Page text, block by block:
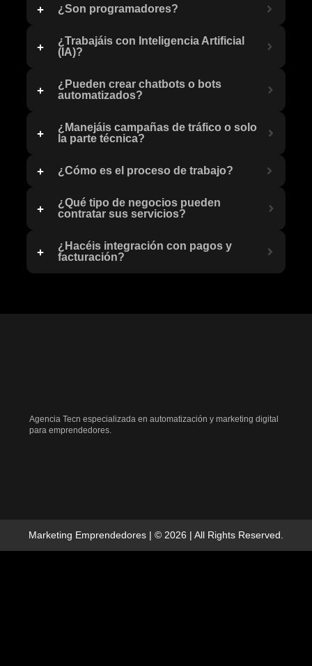
¿Son programadores?
¿Trabajáis con Inteligencia Artificial
(IA)?
¿Pueden crear chatbots o bots
automatizados?
¿Manejáis campañas de tráfico o solo
la parte técnica?
¿Cómo es el proceso de trabajo?
¿Qué tipo de negocios pueden
contratar sus servicios?
¿Hacéis integración con pagos y
facturación?
Agencia Tecn especializada en automatización y marketing digital
para emprendedores.
Marketing Emprendedores | © 2026 | All Rights Reserved.